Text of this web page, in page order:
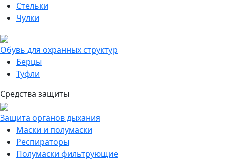
Стельки
Чулки
Обувь для охранных структур
Берцы
Туфли
Средства защиты
Защита органов дыхания
Маски и полумаски
Респираторы
Полумаски фильтрующие